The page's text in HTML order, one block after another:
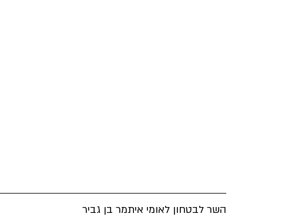
השר לבטחון לאומי איתמר בן גביר